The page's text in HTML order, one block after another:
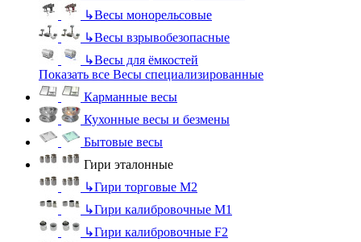
↳Весы монорельсовые
↳Весы взрывобезопасные
↳Весы для ёмкостей
Показать все Весы специализированные
Карманные весы
Кухонные весы и безмены
Бытовые весы
Гири эталонные
↳Гири торговые М2
↳Гири калибровочные М1
↳Гири калибровочные F2